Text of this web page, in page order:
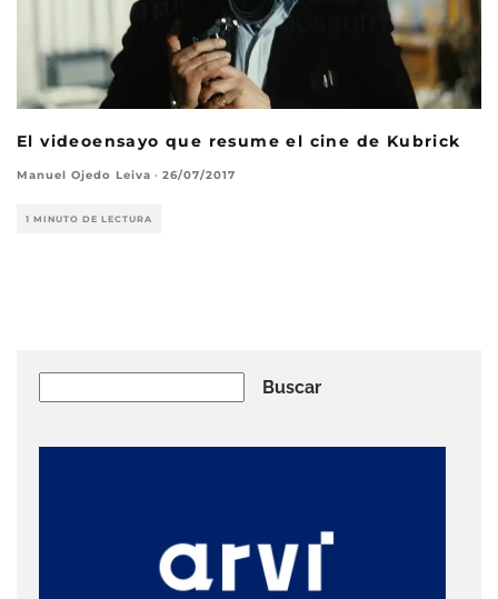
El videoensayo que resume el cine de Kubrick
Manuel Ojedo Leiva · 26/07/2017
1 MINUTO DE LECTURA
Buscar